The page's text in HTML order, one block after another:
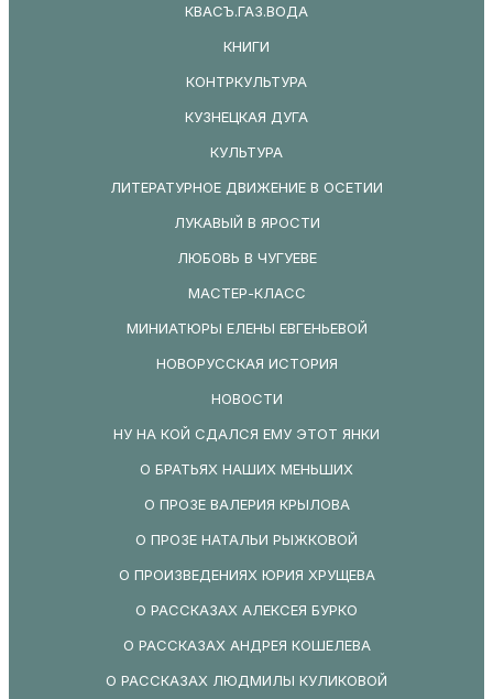
КВАСЪ.ГАЗ.ВОДА
КНИГИ
КОНТРКУЛЬТУРА
КУЗНЕЦКАЯ ДУГА
КУЛЬТУРА
ЛИТЕРАТУРНОЕ ДВИЖЕНИЕ В ОСЕТИИ
ЛУКАВЫЙ В ЯРОСТИ
ЛЮБОВЬ В ЧУГУЕВЕ
МАСТЕР-КЛАСС
МИНИАТЮРЫ ЕЛЕНЫ ЕВГЕНЬЕВОЙ
НОВОРУССКАЯ ИСТОРИЯ
НОВОСТИ
НУ НА КОЙ СДАЛСЯ ЕМУ ЭТОТ ЯНКИ
О БРАТЬЯХ НАШИХ МЕНЬШИХ
О ПРОЗЕ ВАЛЕРИЯ КРЫЛОВА
О ПРОЗЕ НАТАЛЬИ РЫЖКОВОЙ
О ПРОИЗВЕДЕНИЯХ ЮРИЯ ХРУЩЕВА
О РАССКАЗАХ АЛЕКСЕЯ БУРКО
О РАССКАЗАХ АНДРЕЯ КОШЕЛЕВА
О РАССКАЗАХ ЛЮДМИЛЫ КУЛИКОВОЙ